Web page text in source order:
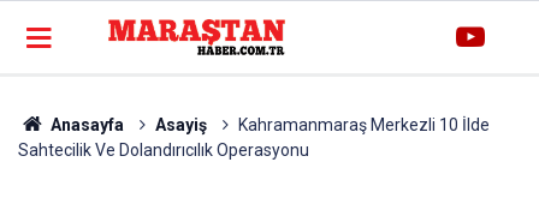
Anasayfa Asayiş
Kahramanmaraş Merkezli 10 İlde
Sahtecilik Ve Dolandırıcılık Operasyonu